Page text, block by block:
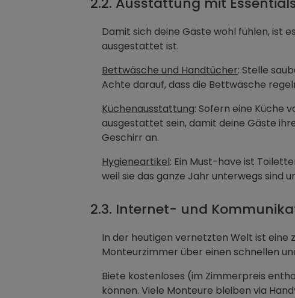
Damit sich deine Gäste wohl fühlen, ist
ausgestattet ist.
Bettwäsche und Handtücher: Stelle
Achte darauf, dass die Bettwäsche
Küchenausstattung: Sofern eine Küche
ausgestattet sein, damit deine Gäste
Geschirr an.
Hygieneartikel: Ein Must-have ist
weil sie das ganze Jahr unterwegs sind
2.3. Internet- und
In der heutigen vernetzten Welt ist eine
Monteurzimmer über einen schnellen
Biete kostenloses (im Zimmerpreis
können. Viele Monteure bleiben via